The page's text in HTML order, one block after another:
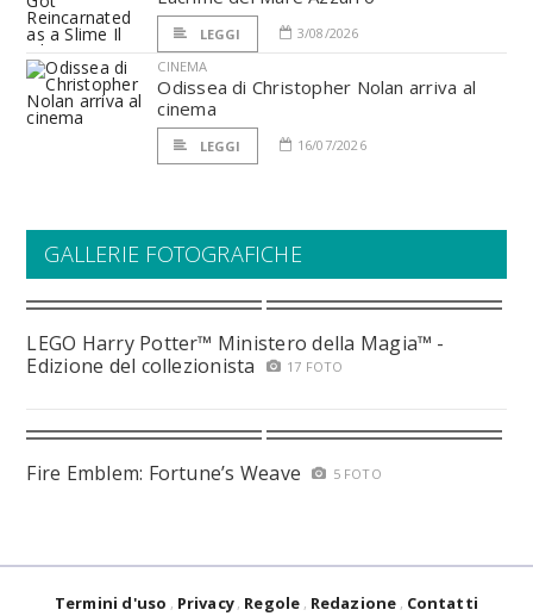
LEGGI
3/08/2026
CINEMA
Odissea di Christopher Nolan arriva al
cinema
LEGGI 16/07/2026
GALLERIE FOTOGRAFICHE
LEGO Harry Potter™ Ministero della Magia™ -
Edizione del collezionista
17 FOTO
Fire Emblem: Fortune’s Weave 5 FOTO
Termini d'uso Privacy Regole Redazione Contatti